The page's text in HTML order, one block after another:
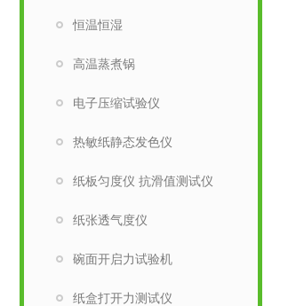
恒温恒湿
高温蒸煮锅
电子压缩试验仪
热敏纸静态发色仪
纸板匀度仪 抗滑值测试仪
纸张透气度仪
碗面开启力试验机
纸盒打开力测试仪